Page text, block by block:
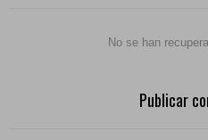
No se han
Publicar